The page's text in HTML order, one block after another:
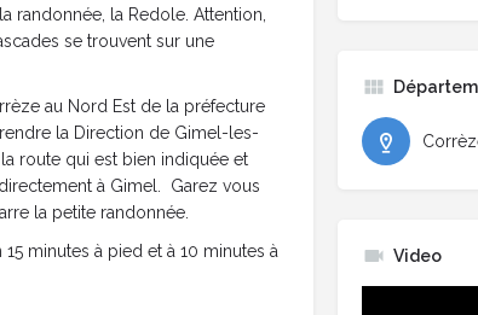
randonnée, la Redole. Attention,
se trouvent sur une
au Nord Est de la préfecture
la Direction de Gimel-les-
route qui est bien indiquée et
à Gimel. Garez vous
la petite randonnée.
minutes à pied et à 10 minutes à
Video